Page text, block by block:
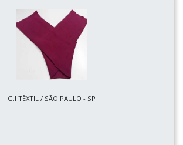
G.I TÊXTIL / SÃO PAULO - SP